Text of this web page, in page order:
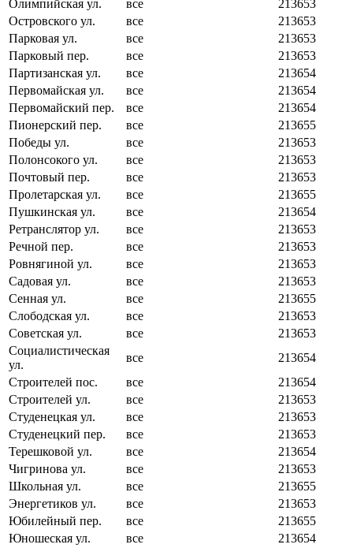
Олимпийская ул. все
213653
Островского ул.
все
213653
Парковая ул.
все
213653
Парковый пер.
все
213653
Партизанская ул.
все
213654
Первомайская ул.
все
213654
Первомайский пер.
все
213654
Пионерский пер.
все
213655
Победы ул.
все
213653
Полонсокого ул.
все
213653
Почтовый пер.
все
213653
Пролетарская ул.
все
213655
Пушкинская ул.
все
213654
Ретранслятор ул.
все
213653
Речной пер.
все
213653
Ровнягиной ул.
все
213653
Садовая ул.
все
213653
Сенная ул.
все
213655
Слободская ул.
все
213653
Советская ул.
все
213653
Социалистическая
ул.
все
213654
Строителей пос.
все
213654
Строителей ул.
все
213653
Студенецкая ул.
все
213653
Студенецкий пер.
все
213653
Терешковой ул.
все
213654
Чигринова ул.
все
213653
Школьная ул.
все
213655
Энергетиков ул.
все
213653
Юбилейный пер.
все
213655
Юношеская ул.
все
213654